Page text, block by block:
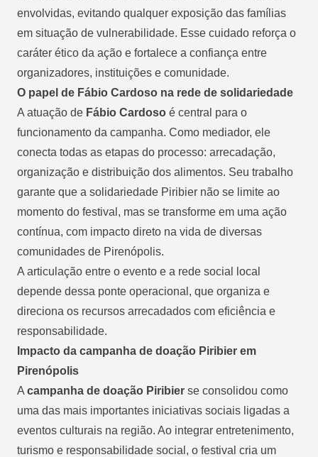
envolvidas, evitando qualquer exposição das famílias
em situação de vulnerabilidade. Esse cuidado reforça o
caráter ético da ação e fortalece a confiança entre
organizadores, instituições e comunidade.
O papel de Fábio Cardoso na rede de solidariedade
A atuação de Fábio Cardoso é central para o
funcionamento da campanha. Como mediador, ele
conecta todas as etapas do processo: arrecadação,
organização e distribuição dos alimentos. Seu trabalho
garante que a solidariedade Piribier não se limite ao
momento do festival, mas se transforme em uma ação
contínua, com impacto direto na vida de diversas
comunidades de Pirenópolis.
A articulação entre o evento e a rede social local
depende dessa ponte operacional, que organiza e
direciona os recursos arrecadados com eficiência e
responsabilidade.
Impacto da campanha de doação Piribier em
Pirenópolis
A campanha de doação Piribier se consolidou como
uma das mais importantes iniciativas sociais ligadas a
eventos culturais na região. Ao integrar entretenimento,
turismo e responsabilidade social, o festival cria um